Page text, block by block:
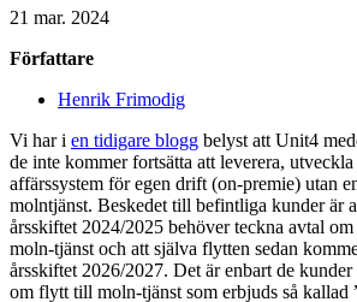
21 mar. 2024
Författare
Henrik Frimodig
Vi har i en tidigare blogg belyst att Unit4
de inte kommer fortsätta att leverera,
affärssystem för egen drift (on-premie) utan
molntjänst. Beskedet till befintliga kunder är
årsskiftet 2024/2025 behöver teckna avtal
moln-tjänst och att själva flytten sedan
årsskiftet 2026/2027. Det är enbart de kunder
om flytt till moln-tjänst som erbjuds så kallad